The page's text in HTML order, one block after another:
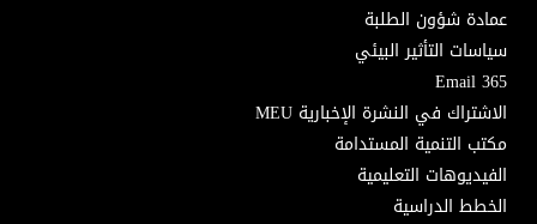
عمادة شؤون الطلبة
سياسات التأثير البيئي
Email 365
الاشتراك في النشرة الإخبارية MEU
مكتب التنمية المستدامة
الفيديوهات التعليمية
الخطط الدراسية